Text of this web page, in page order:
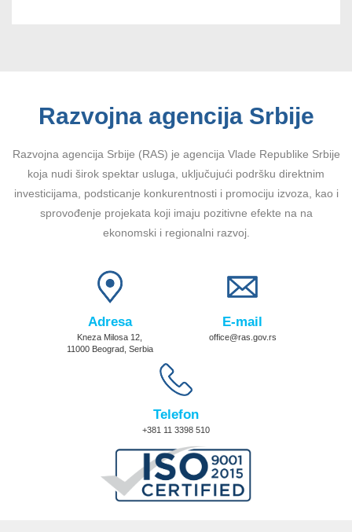
Razvojna agencija Srbije
Razvojna agencija Srbije (RAS) je agencija Vlade Republike Srbije
koja nudi širok spektar usluga, uključujući podršku direktnim
investicijama, podsticanje konkurentnosti i promociju izvoza, kao i
sprovođenje projekata koji imaju pozitivne efekte na na
ekonomski i regionalni razvoj.
Adresa
Kneza Milosa 12,
11000 Beograd, Serbia
E-mail
office@ras.gov.rs
Telefon
+381 11 3398 510